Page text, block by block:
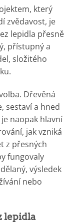
který
zvědavost, je
lepidla přesně
přístupný a
složitého
Dřevěná
sestaví a hned
naopak hlavní
jak vzniká
z přesných
fungovaly
výsledek
nebo
lepidla